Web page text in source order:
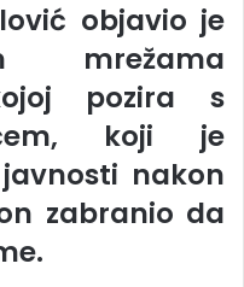
objavio je
mrežama
pozira s
koji je
nakon
zabranio da